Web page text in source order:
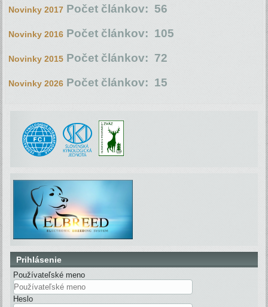
Novinky 2017 Počet článkov: 56
Novinky 2016 Počet článkov: 105
Novinky 2015 Počet článkov: 72
Novinky 2026 Počet článkov: 15
Prihlásenie
Používateľské meno
Heslo